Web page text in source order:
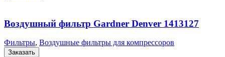
Воздушный фильтр Gardner Denver 1413127
Фильтры, Воздушные фильтры для компрессоров
Заказать